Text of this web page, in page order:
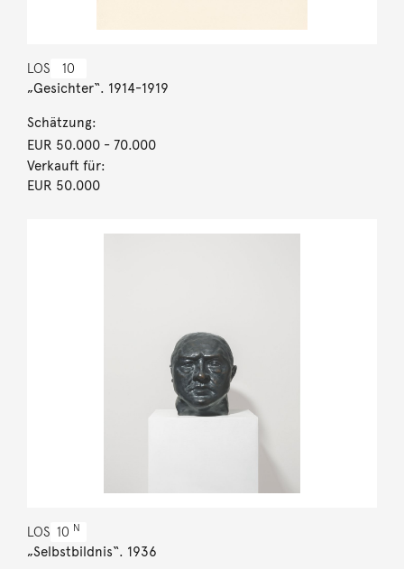
LOS 10
„Gesichter“. 1914-1919
Schätzung:
EUR 50.000- 70.000
Verkauft für:
EUR 50.000
LOS 10 N
„Selbstbildnis“. 1936